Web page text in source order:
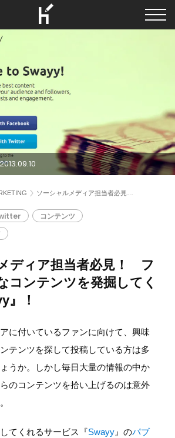
ソーシャルメディア担当者必見！ ファンに最適なコンテンツを発掘してくれる『Swayy』！
ディア担当者必見！ フ
コンテンツを発掘してく
』！
コンテンツ
2013.09.10
に付いているファンに向けて、興味
テンツを探して投稿している方は多
うか。しかし毎日大量の情報の中か
のコンテンツを拾い上げるのは意外
てくれるサービス『Swayy』のパブ